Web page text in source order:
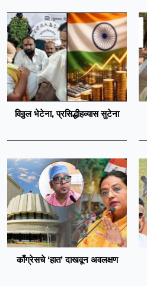
विठ्ठल भेटेना, प्रसिद्धीहव्यास सुटेना
काँग्रेसचे ‘हात’ दाखवून अवलक्षण